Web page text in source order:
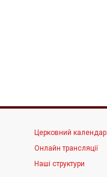
Церковний календар
Онлайн трансляції
Наші структури